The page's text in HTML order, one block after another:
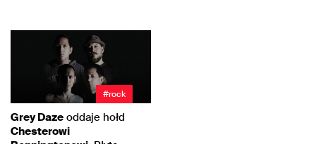
#rock
Grey Daze oddaje hołd
Chesterowi